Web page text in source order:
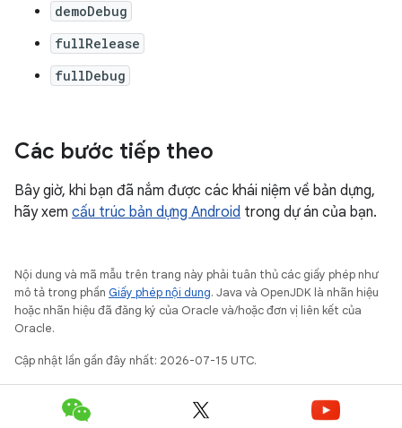
demoDebug
fullRelease
fullDebug
Các bước tiếp theo
Bây giờ, khi bạn đã nắm được các khái niệm về bản dựng,
hãy xem cấu trúc bản dựng Android trong dự án của bạn.
Nội dung và mã mẫu trên trang này phải tuân thủ các giấy phép như
mô tả trong phần Giấy phép nội dung. Java và OpenJDK là nhãn hiệu
hoặc nhãn hiệu đã đăng ký của Oracle và/hoặc đơn vị liên kết của
Oracle.
Cập nhật lần gần đây nhất: 2026-07-15 UTC.